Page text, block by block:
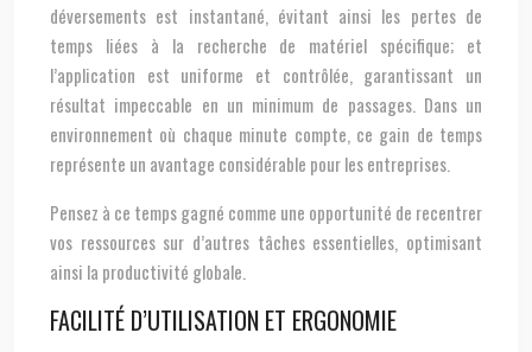
déversements est instantané, évitant ainsi les pertes de
temps liées à la recherche de matériel spécifique; et
l’application est uniforme et contrôlée, garantissant un
résultat impeccable en un minimum de passages. Dans un
environnement où chaque minute compte, ce gain de temps
représente un avantage considérable pour les entreprises.
Pensez à ce temps gagné comme une opportunité de recentrer
vos ressources sur d’autres tâches essentielles, optimisant
ainsi la productivité globale.
FACILITÉ D’UTILISATION ET ERGONOMIE